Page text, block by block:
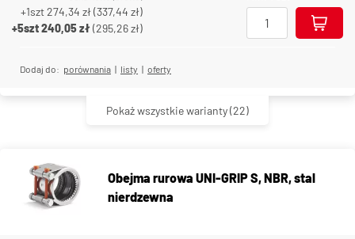
+1szt274,34 zł(337,44 zł)
+5szt240,05 zł(295,26 zł)
Dodaj do: porównania | listy | oferty
Pokaż wszystkie warianty(22)
Obejma rurowa UNI-GRIP S, NBR, stal
nierdzewna